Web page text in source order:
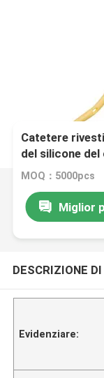
Catetere
del silicone
di Tiemann
MOQ：5000pcs
Miglior
DESCRIZIONE
Evidenziare: